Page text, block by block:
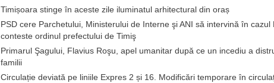
Timișoara stinge în aceste zile iluminatul arhitectural din oraș
PSD cere Parchetului, Ministerului de Interne şi ANI să intervină în cazul
conteste ordinul prefectului de Timiş
Primarul Şagului, Flavius Roşu, apel umanitar după ce un incediu a
familii
Circulație deviată pe liniile Expres 2 și 16. Modificări temporare în